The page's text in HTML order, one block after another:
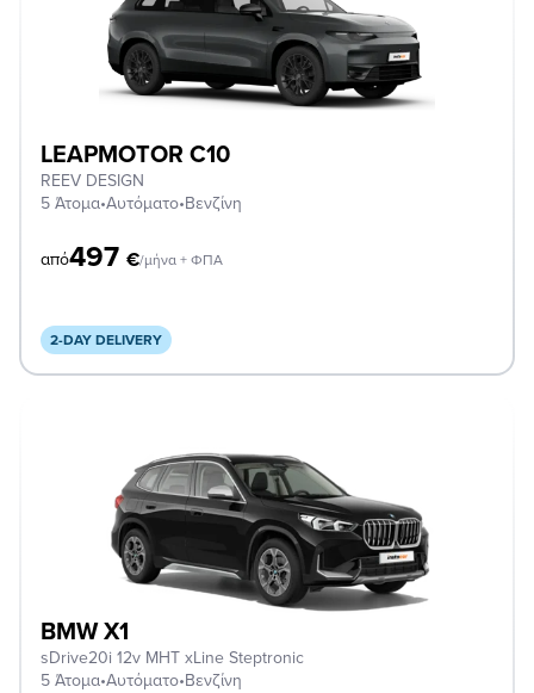
LEAPMOTOR C10
REEV DESIGN
5 Άτομα•Αυτόματο•Βενζίνη
από497 €/μήνα + ΦΠΑ
2-DAY DELIVERY
BMW X1
sDrive20i 12v MHT xLine Steptronic
5 Άτομα•Αυτόματο•Βενζίνη